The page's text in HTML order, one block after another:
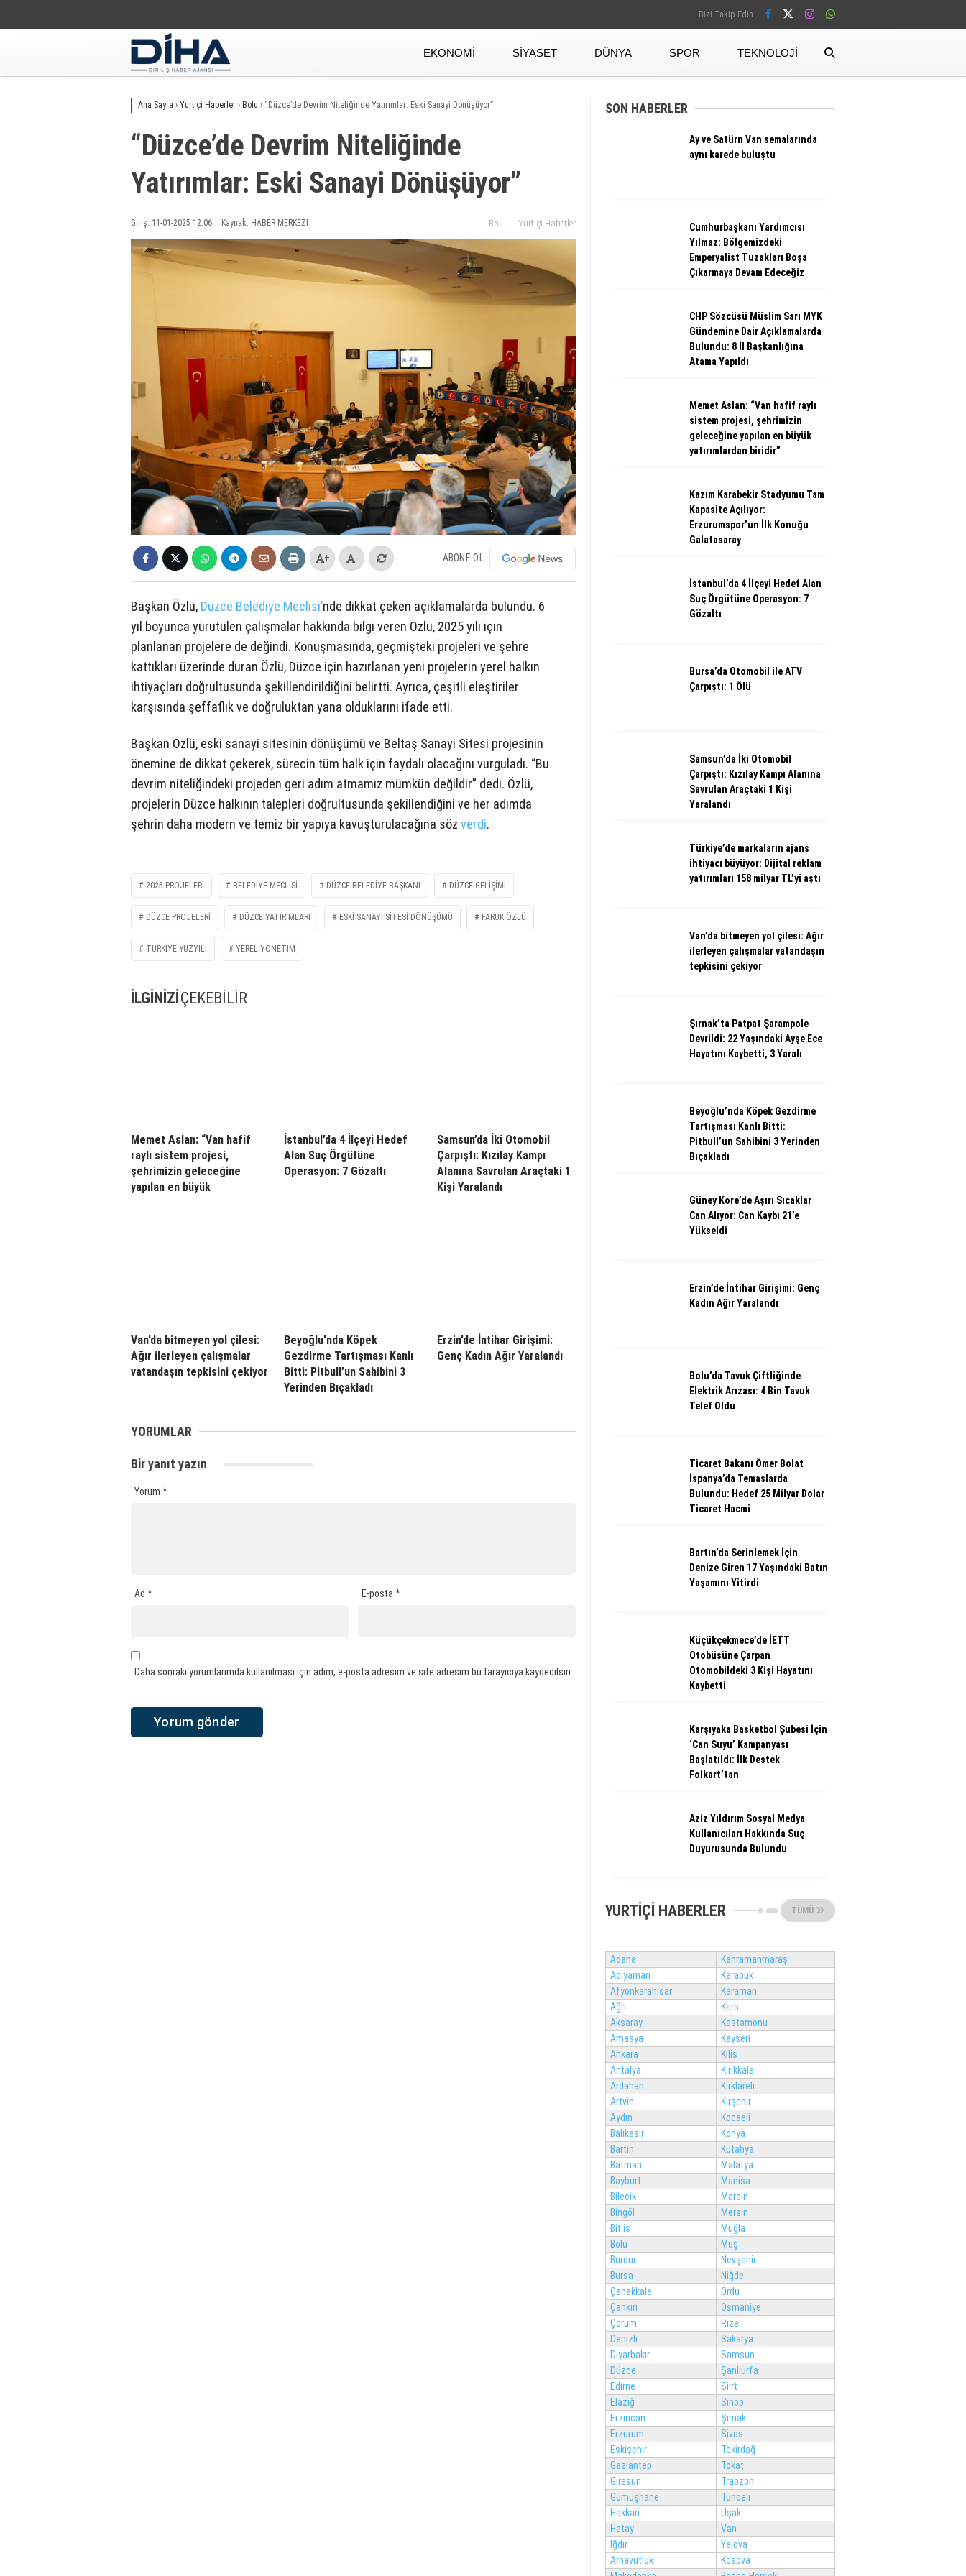
Bizi Takip Edin
EKONOMI SIYASET DÜNYA SPOR TEKNOLOJI
Ana Sayfa › Yurtiçi Haberler › Bolu › “Düzce’de Devrim Niteliğinde Yatırımlar: Eski Sanayi Dönüşüyor”
“Düzce’de Devrim Niteliğinde
Yatırımlar: Eski Sanayi Dönüşüyor”
Giriş: 11-01-2025 12:06 Kaynak: HABER MERKEZI Bolu Yurtiçi Haberler
+ - ABONE OL
Başkan Özlü, Düzce Belediye Meclisi’nde dikkat çeken açıklamalarda bulundu. 6
yıl boyunca yürütülen çalışmalar hakkında bilgi veren Özlü, 2025 yılı için
planlanan projelere de değindi. Konuşmasında, geçmişteki projeleri ve şehre
kattıkları üzerinde duran Özlü, Düzce için hazırlanan yeni projelerin yerel halkın
ihtiyaçları doğrultusunda şekillendirildiğini belirtti. Ayrıca, çeşitli eleştiriler
karşısında şeffaflık ve doğruluktan yana olduklarını ifade etti.
Başkan Özlü, eski sanayi sitesinin dönüşümü ve Beltaş Sanayi Sitesi projesinin
önemine de dikkat çekerek, sürecin tüm halk için faydalı olacağını vurguladı. “Bu
devrim niteliğindeki projeden geri adım atmamız mümkün değildir” dedi. Özlü,
projelerin Düzce halkının talepleri doğrultusunda şekillendiğini ve her adımda
şehrin daha modern ve temiz bir yapıya kavuşturulacağına söz verdi.
2025 PROJELERI BELEDIYE MECLISI DÜZCE BELEDIYE BAŞKANI DÜZCE GELIŞIMI
DÜZCE PROJELERI DÜZCE YATIRIMLARI ESKI SANAYI SITESI DÖNÜŞÜMÜ FARUK ÖZLÜ
TÜRKIYE YÜZYILI YEREL YÖNETIM
İLGİNİZİÇEKEBİLİR
Memet Aslan: “Van hafif
raylı sistem projesi,
şehrimizin geleceğine
yapılan en büyük
İstanbul’da 4 İlçeyi Hedef
Alan Suç Örgütüne
Operasyon: 7 Gözaltı
Samsun’da İki Otomobil
Çarpıştı: Kızılay Kampı
Alanına Savrulan Araçtaki 1
Kişi Yaralandı
Van’da bitmeyen yol çilesi:
Ağır ilerleyen çalışmalar
vatandaşın tepkisini çekiyor
Beyoğlu’nda Köpek
Gezdirme Tartışması Kanlı
Bitti: Pitbull’un Sahibini 3
Yerinden Bıçakladı
Erzin’de İntihar Girişimi:
Genç Kadın Ağır Yaralandı
YORUMLAR
Bir yanıt yazın
Yorum *
Ad * E-posta*
Daha sonraki yorumlarımda kullanılması için adım, e-posta adresim ve site adresim bu tarayıcıya kaydedilsin.
SON HABERLER
Ay ve Satürn Van semalarında
aynı karede buluştu
Cumhurbaşkanı Yardımcısı
Yılmaz: Bölgemizdeki
Emperyalist Tuzakları Boşa
Çıkarmaya Devam Edeceğiz
CHP Sözcüsü Müslim Sarı MYK
Gündemine Dair Açıklamalarda
Bulundu: 8 İl Başkanlığına
Atama Yapıldı
Memet Aslan: “Van hafif raylı
sistem projesi, şehrimizin
geleceğine yapılan en büyük
yatırımlardan biridir”
Kazım Karabekir Stadyumu Tam
Kapasite Açılıyor:
Erzurumspor’un İlk Konuğu
Galatasaray
İstanbul’da 4 İlçeyi Hedef Alan
Suç Örgütüne Operasyon: 7
Gözaltı
Bursa’da Otomobil ile ATV
Çarpıştı: 1 Ölü
Samsun’da İki Otomobil
Çarpıştı: Kızılay Kampı Alanına
Savrulan Araçtaki 1 Kişi
Yaralandı
Türkiye’de markaların ajans
ihtiyacı büyüyor: Dijital reklam
yatırımları 158 milyar TL’yi aştı
Van’da bitmeyen yol çilesi: Ağır
ilerleyen çalışmalar vatandaşın
tepkisini çekiyor
Şırnak’ta Patpat Şarampole
Devrildi: 22 Yaşındaki Ayşe Ece
Hayatını Kaybetti, 3 Yaralı
Beyoğlu’nda Köpek Gezdirme
Tartışması Kanlı Bitti:
Pitbull’un Sahibini 3 Yerinden
Bıçakladı
Güney Kore’de Aşırı Sıcaklar
Can Alıyor: Can Kaybı 21’e
Yükseldi
Erzin’de İntihar Girişimi: Genç
Kadın Ağır Yaralandı
Bolu’da Tavuk Çiftliğinde
Elektrik Arızası: 4 Bin Tavuk
Telef Oldu
Ticaret Bakanı Ömer Bolat
İspanya’da Temaslarda
Bulundu: Hedef 25 Milyar Dolar
Ticaret Hacmi
Bartın’da Serinlemek İçin
Denize Giren 17 Yaşındaki Batın
Yaşamını Yitirdi
Küçükçekmece’de İETT
Otobüsüne Çarpan
Otomobildeki 3 Kişi Hayatını
Kaybetti
Karşıyaka Basketbol Şubesi İçin
‘Can Suyu’ Kampanyası
Başlatıldı: İlk Destek
Folkart’tan
Aziz Yıldırım Sosyal Medya
Kullanıcıları Hakkında Suç
Duyurusunda Bulundu
YURTIÇI HABERLER TÜMÜ
Adana
Kahramanmaraş
Adıyaman
Karabük
Afyonkarahisar
Karaman
Ağrı
Kars
Aksaray
Kastamonu
Amasya
Kayseri
Ankara
Kilis
Antalya
Kırıkkale
Ardahan
Kırklareli
Artvin
Kırşehir
Aydın
Kocaeli
Balıkesir
Konya
Bartın
Kütahya
Batman
Malatya
Bayburt
Manisa
Bilecik
Mardin
Bingöl
Mersin
Bitlis
Muğla
Bolu
Muş
Burdur
Nevşehir
Bursa
Niğde
Çanakkale
Ordu
Çankırı
Osmaniye
Çorum
Rize
Denizli
Sakarya
Diyarbakır
Samsun
Düzce
Şanlıurfa
Edirne
Siirt
Elazığ
Sinop
Erzincan
Şırnak
Erzurum
Sivas
Eskişehir
Tekirdağ
Gaziantep
Tokat
Giresun
Trabzon
Gümüşhane
Tunceli
Hakkari
Uşak
Hatay
Van
Iğdır
Yalova
Arnavutluk
Kosova